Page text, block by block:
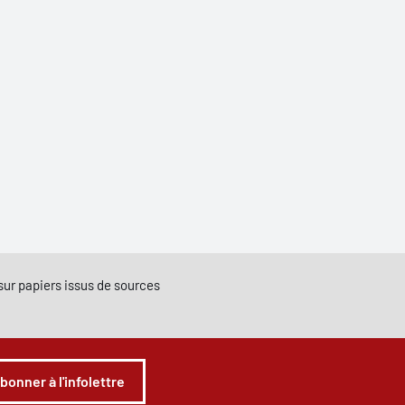
papiers issus de sources
à l'infolettre